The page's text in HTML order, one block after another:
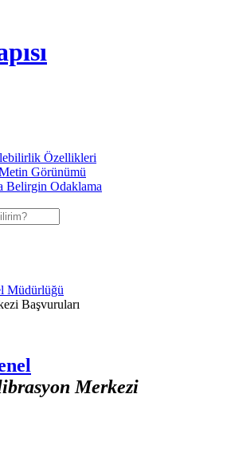
Özellikleri
Görünümü
Belirgin Odaklama
Müdürlüğü
Başvuruları
Merkezi